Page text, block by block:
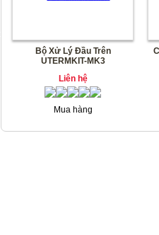
Bộ Xử Lý Đầu Trên
UTERMKIT-MK3
Liên hệ
Mua hàng